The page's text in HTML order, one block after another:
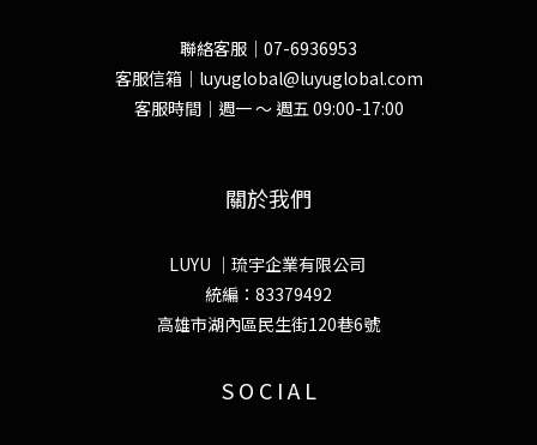
聯絡客服｜07-6936953
客服信箱｜luyuglobal@luyuglobal.com
客服時間｜週一 ～ 週五 09:00-17:00
關於我們
LUYU ｜琉宇企業有限公司
統編：83379492
高雄市湖內區民生街120巷6號
S O C I A L